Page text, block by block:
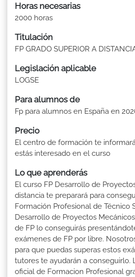
Horas necesarias
2000 horas
Titulación
FP GRADO SUPERIOR A
Legislación aplicable
LOGSE
Para alumnos de
Fp para alumnos en España en
Precio
El centro de formación te
estás interesado en el curso
Lo que aprenderás
El curso FP Desarrollo de
distancia te preparará para
Formación Profesional de Técnico
Desarrollo de Proyectos
de FP lo conseguirás
exámenes de FP por libre.
para que puedas superas estos
tutores te ayudarán a conseguirlo.
oficial de Formacion Profesional